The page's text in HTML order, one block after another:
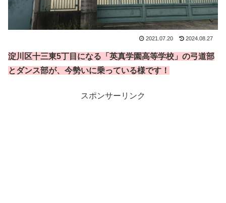
2021.07.20 2024.08.27
淀川区十三東5丁目になる「英真学園高等学校」の弓道部
とダンス部が、今勢いに乗っている様です！
スポンサーリンク